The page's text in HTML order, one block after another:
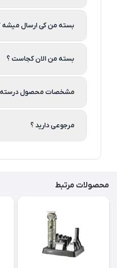
بسته من کی ارسال میشه
بسته من الان کجاست ؟
مشخصات محصول
مرجوعی دارید ؟
محصولات مرتبط